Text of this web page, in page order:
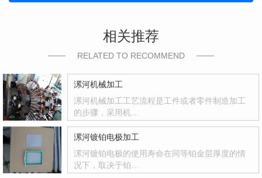
相关推荐
RELATED TO RECOMMEND
漯河机械加工
漯河机械加工工艺流程是工件或者零件制造加工
的步骤，采用机…
漯河镀铂电极加工
漯河镀铂电极的使用寿命在同等铂金层厚度的情
况下，取决于铂…